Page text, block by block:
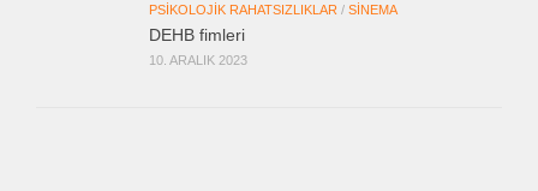
PSIKOLOJIK RAHATSIZLIKLAR / SINEMA
DEHB fimleri
10. ARALIK 2023